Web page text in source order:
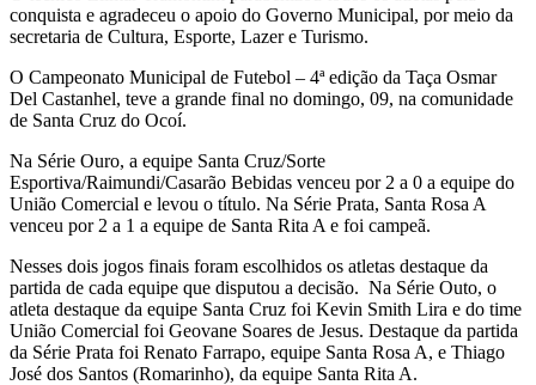
conquista e agradeceu o apoio do Governo Municipal, por meio da
secretaria de Cultura, Esporte, Lazer e Turismo.
O Campeonato Municipal de Futebol – 4ª edição da Taça Osmar
Del Castanhel, teve a grande final no domingo, 09, na comunidade
de Santa Cruz do Ocoí.
Na Série Ouro, a equipe Santa Cruz/Sorte
Esportiva/Raimundi/Casarão Bebidas venceu por 2 a 0 a equipe do
União Comercial e levou o título. Na Série Prata, Santa Rosa A
venceu por 2 a 1 a equipe de Santa Rita A e foi campeã.
Nesses dois jogos finais foram escolhidos os atletas destaque da
partida de cada equipe que disputou a decisão. Na Série Outo, o
atleta destaque da equipe Santa Cruz foi Kevin Smith Lira e do time
União Comercial foi Geovane Soares de Jesus. Destaque da partida
da Série Prata foi Renato Farrapo, equipe Santa Rosa A, e Thiago
José dos Santos (Romarinho), da equipe Santa Rita A.